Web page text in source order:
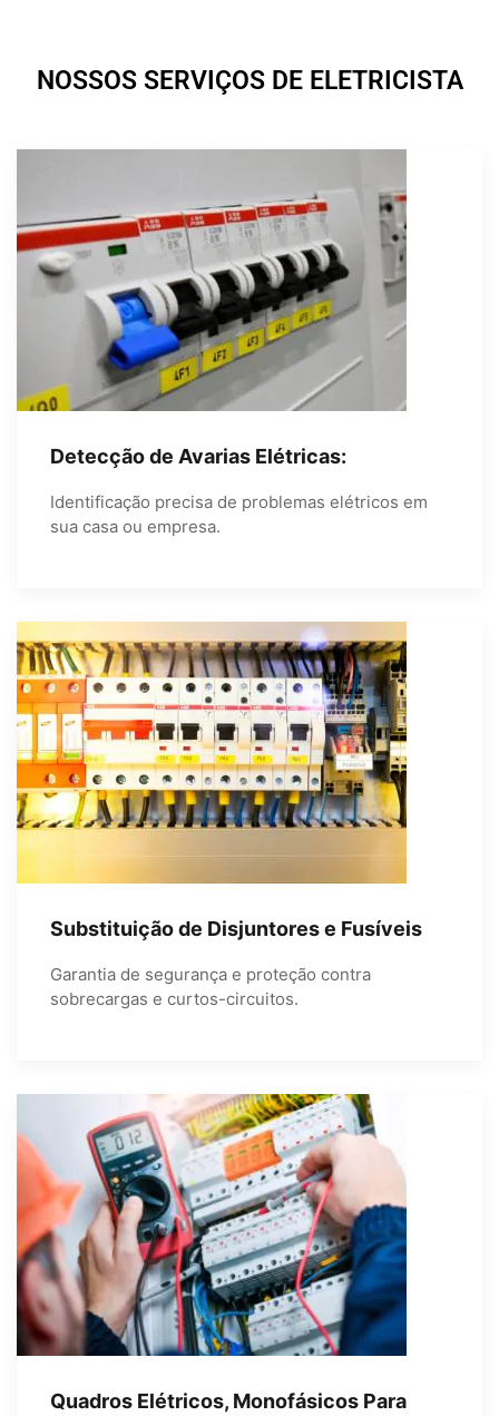
NOSSOS SERVIÇOS DE ELETRICISTA
Detecção de Avarias Elétricas:
Identificação precisa de problemas elétricos em
sua casa ou empresa.
Substituição de Disjuntores e Fusíveis
Garantia de segurança e proteção contra
sobrecargas e curtos-circuitos.
Quadros Elétricos, Monofásicos Para